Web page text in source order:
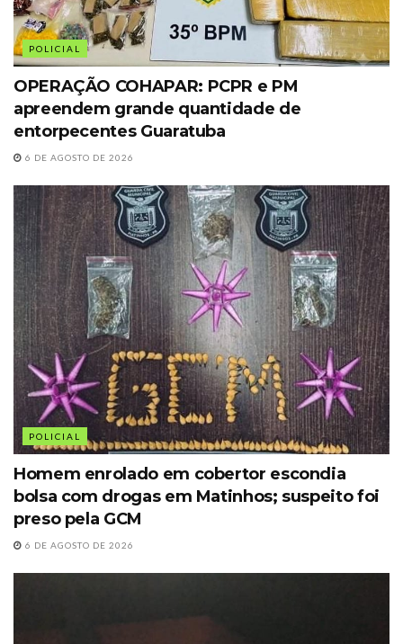
POLICIAL
OPERAÇÃO COHAPAR: PCPR e PM
apreendem grande quantidade de
entorpecentes Guaratuba
6 DE AGOSTO DE 2026
POLICIAL
Homem enrolado em cobertor escondia
bolsa com drogas em Matinhos; suspeito foi
preso pela GCM
6 DE AGOSTO DE 2026